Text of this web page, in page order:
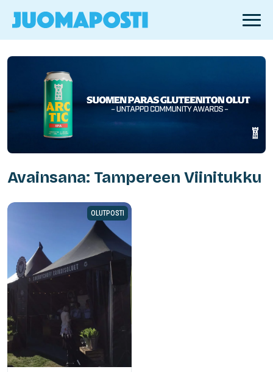
Avainsana: Tampereen Viinitukku
OLUTPOSTI